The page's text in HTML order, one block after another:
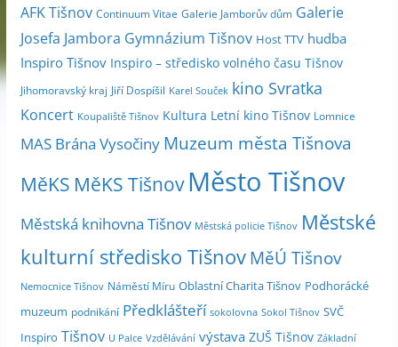
v
d
l
e
m
s
í
e
AFK Tišnov Continuum Vitae Galerie Jamborův dům Galerie
Josefa Jambora Gymnázium Tišnov Host TTV hudba
Inspiro Tišnov Inspiro – středisko volného času Tišnov
Jihomoravský kraj Jiří Dospíšil Karel Souček kino Svratka
Koncert Koupaliště Tišnov Kultura Letní kino Tišnov Lomnice
MAS Brána Vysočiny Muzeum města Tišnova
MěKS MěKS Tišnov Město Tišnov
Městská knihovna Tišnov Městská policie Tišnov Městské
kulturní středisko Tišnov MěÚ Tišnov
Nemocnice Tišnov Náměstí Míru Oblastní Charita Tišnov Podhorácké
muzeum podnikání Předklášteří sokolovna Sokol Tišnov SVČ
Inspiro Tišnov U Palce Vzdělávání výstava ZUŠ Tišnov Základní